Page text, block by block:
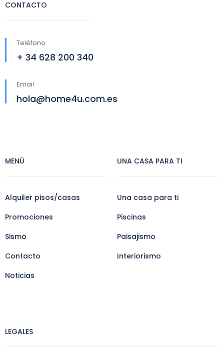
CONTACTO
Teléfono
+ 34 628 200 340
Email
hola@home4u.com.es
MENÚ
Alquiler pisos/casas
Promociones
Sismo
Contacto
Noticias
UNA CASA PARA TI
Una casa para ti
Piscinas
Paisajismo
Interiorismo
LEGALES